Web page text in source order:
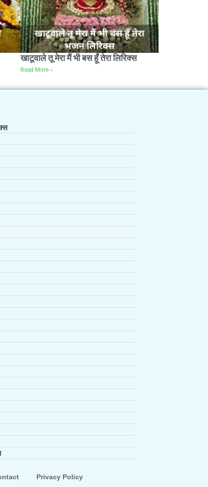
खाटूवाले तू मेरा मैं भी बस हूँ तेरा लिरिक्स
Read More »
Privacy Policy